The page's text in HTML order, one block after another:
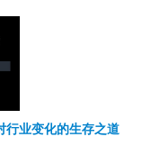
行业变化的生存之道